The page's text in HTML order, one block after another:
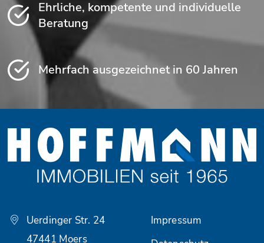
Ehrliche, kompetente und individuelle
Beratung
Mehrfach ausgezeichnet in 60 Jahren
Uerdinger Str. 24
47441 Moers
Impressum